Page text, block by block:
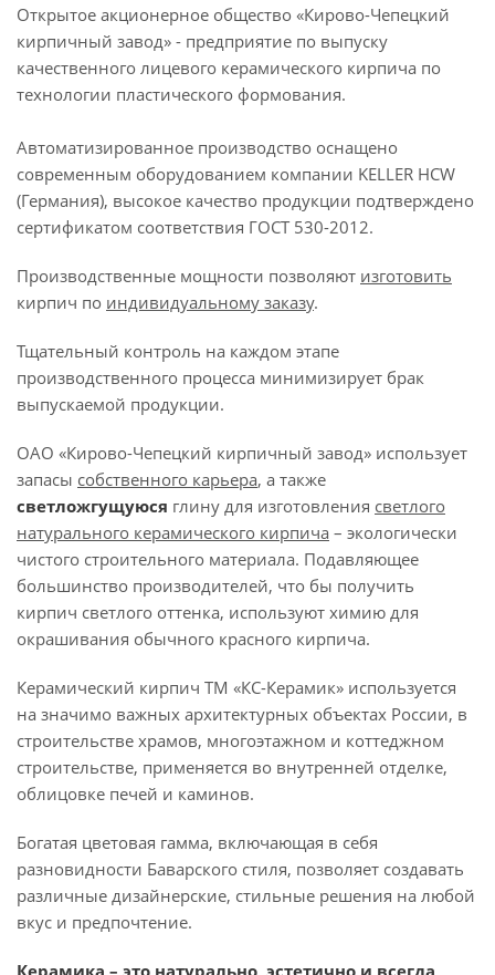
Открытое акционерное общество «Кирово-Чепецкий
кирпичный завод» - предприятие по выпуску
качественного лицевого керамического кирпича по
технологии пластического формования.
Автоматизированное производство оснащено
современным оборудованием компании KELLER HCW
(Германия), высокое качество продукции подтверждено
сертификатом соответствия ГОСТ 530-2012.
Производственные мощности позволяют изготовить
кирпич по индивидуальному заказу.
Тщательный контроль на каждом этапе
производственного процесса минимизирует брак
выпускаемой продукции.
ОАО «Кирово-Чепецкий кирпичный завод» использует
запасы собственного карьера, а также
светложгущуюся глину для изготовления светлого
натурального керамического кирпича – экологически
чистого строительного материала. Подавляющее
большинство производителей, что бы получить
кирпич светлого оттенка, используют химию для
окрашивания обычного красного кирпича.
Керамический кирпич ТМ «КС-Керамик» используется
на значимо важных архитектурных объектах России, в
строительстве храмов, многоэтажном и коттеджном
строительстве, применяется во внутренней отделке,
облицовке печей и каминов.
Богатая цветовая гамма, включающая в себя
разновидности Баварского стиля, позволяет создавать
различные дизайнерские, стильные решения на любой
вкус и предпочтение.
Керамика – это натурально, эстетично и всегда